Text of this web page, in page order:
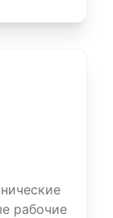
рабочие